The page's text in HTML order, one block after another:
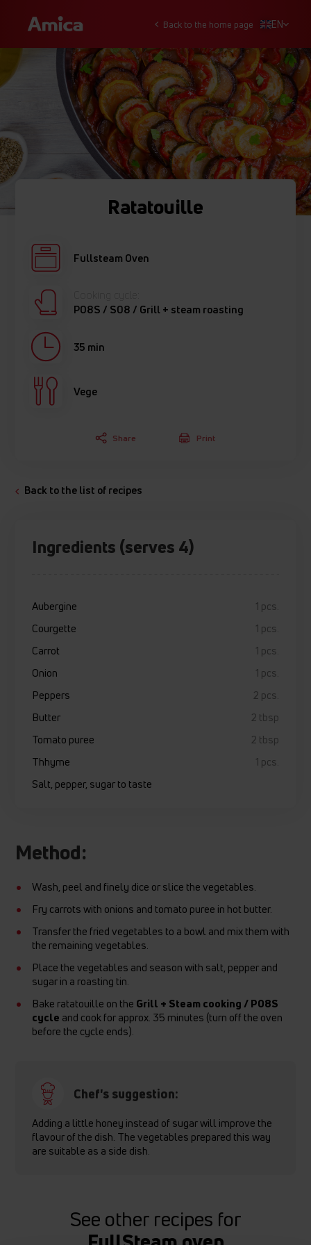
Back to the home page EN
Ratatouille
Fullsteam Oven
P08S / S08 / Grill + steam roasting
35 min
Vege
Share Print
Back to the list of recipes
Ingredients (serves 4)
Aubergine
1 pcs.
Courgette
1 pcs.
Carrot
1 pcs.
Onion
1 pcs.
Peppers
2 pcs.
Butter
2 tbsp
Tomato puree
2 tbsp
Thhyme
1 pcs.
Salt, pepper, sugar to taste
Method:
Wash, peel and finely dice or slice the vegetables.
Fry carrots with onions and tomato puree in hot butter.
Transfer the fried vegetables to a bowl and mix them with
the remaining vegetables.
Place the vegetables and season with salt, pepper and
sugar in a roasting tin.
Bake ratatouille on the Grill + Steam cooking / P08S
cycle and cook for approx. 35 minutes (turn off the oven
before the cycle ends).
Chef's suggestion:
Adding a little honey instead of sugar will improve the
flavour of the dish. The vegetables prepared this way
are suitable as a side dish.
See other recipes for